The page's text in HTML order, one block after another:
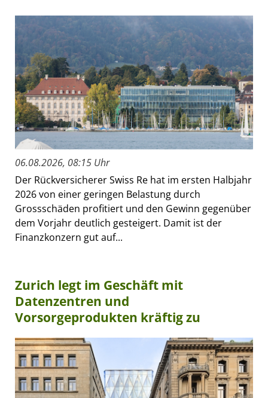
06.08.2026, 08:15 Uhr
Der Rückversicherer Swiss Re hat im ersten Halbjahr
2026 von einer geringen Belastung durch
Grossschäden profitiert und den Gewinn gegenüber
dem Vorjahr deutlich gesteigert. Damit ist der
Finanzkonzern gut auf...
Zurich legt im Geschäft mit
Datenzentren und
Vorsorgeprodukten kräftig zu